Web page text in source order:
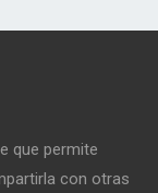
que permite
con otras